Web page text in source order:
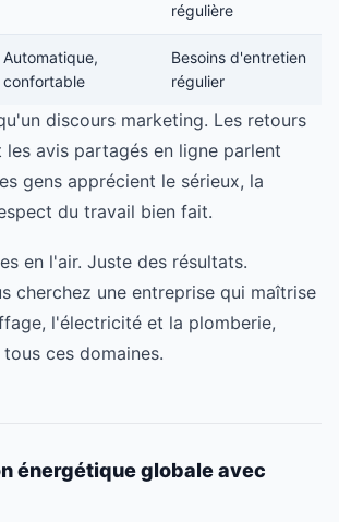
régulière
Automatique,
confortable
Besoins d'entretien
régulier
discours marketing. Les retours
les avis partagés en ligne parlent
gens apprécient le sérieux, la
du travail bien fait.
en l'air. Juste des résultats.
cherchez une entreprise qui maîtrise
l'électricité et la plomberie,
ces domaines.
énergétique globale avec